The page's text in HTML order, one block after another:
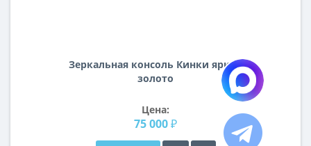
Зеркальная консоль Кинки яркое
золото
Цена:
75 000 ₽